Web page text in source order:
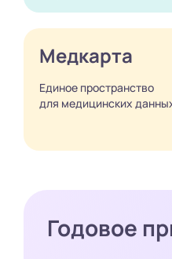
Медкарта
Единое пространство
для медицинских
Годовое